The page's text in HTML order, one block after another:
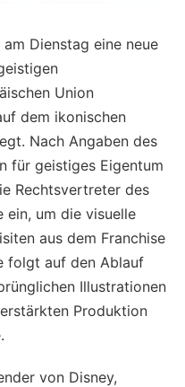
Dienstag eine neue
Union
dem ikonischen
Nach Angaben des
für geistiges Eigentum
Rechtsvertreter des
ein, um die visuelle
aus dem Franchise
folgt auf den Ablauf
Illustrationen
Produktion
von Disney,